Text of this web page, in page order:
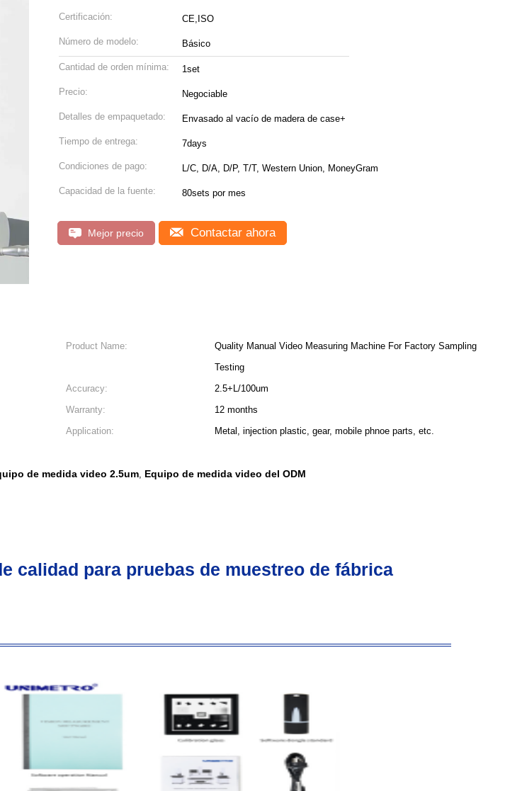
Certificación: CE,ISO
Número de modelo: Básico
Cantidad de orden mínima: 1set
Precio: Negociable
Detalles de empaquetado: Envasado al vacío de madera de case+
Tiempo de entrega: 7days
Condiciones de pago: L/C, D/A, D/P, T/T, Western Union, MoneyGram
Capacidad de la fuente: 80sets por mes
Mejor precio Contactar ahora
Product Name:
Quality Manual Video Measuring Machine For Factory Sampling
Testing
Accuracy:
2.5+L/100um
Warranty:
12 months
Application:
Metal, injection plastic, gear, mobile phnoe parts, etc.
de medida video 2.5um, Equipo de medida video del ODM
calidad para pruebas de muestreo de fábrica